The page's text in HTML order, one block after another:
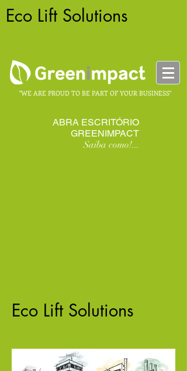
Eco Lift Solutions
"WE ARE PROUD TO BE PART OF YOUR BUSINESS"
ABRA ESCRITÓRIO
GREENIMPACT
Saiba como!...
Eco Lift Solutions